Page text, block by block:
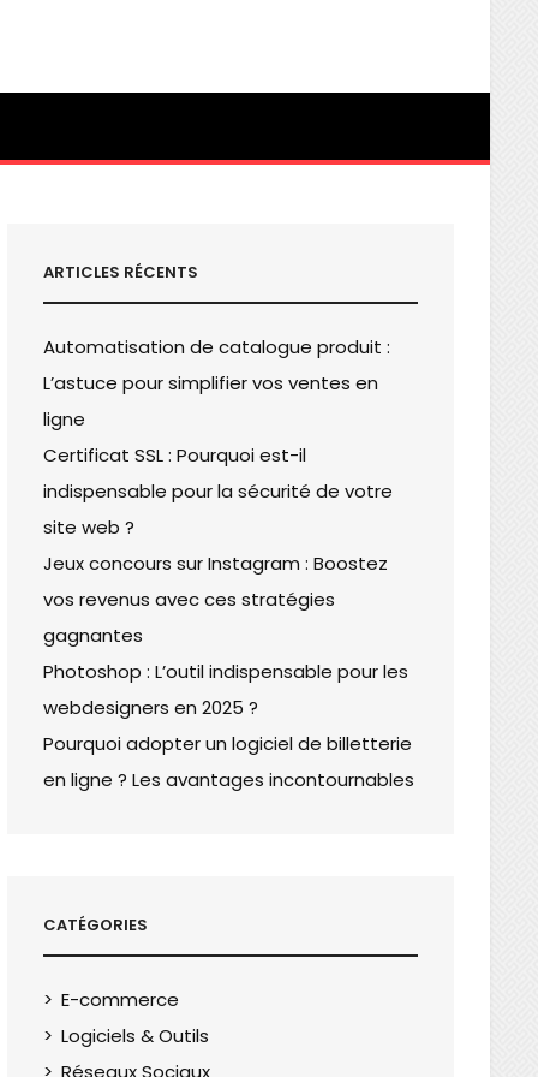
ARTICLES RÉCENTS
Automatisation de catalogue produit :
L’astuce pour simplifier vos ventes en
ligne
Certificat SSL : Pourquoi est-il
indispensable pour la sécurité de votre
site web ?
Jeux concours sur Instagram : Boostez
vos revenus avec ces stratégies
gagnantes
Photoshop : L’outil indispensable pour les
webdesigners en 2025 ?
Pourquoi adopter un logiciel de billetterie
en ligne ? Les avantages incontournables
CATÉGORIES
E-commerce
Logiciels & Outils
Réseaux Sociaux